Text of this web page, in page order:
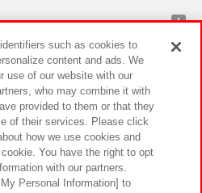
ビリティ サイトポリシー
ブアクセシビリティ方針と検証結果
such as cookies to
content and ads. We
use of our website with our
who may combine it with
provided to them or that they
of their services. Please click
how we use cookies and
You have the right to opt
with our partners.
Personal Information] to